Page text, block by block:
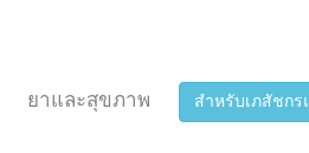
ยาและสุขภาพ สำหรับเภสัชก